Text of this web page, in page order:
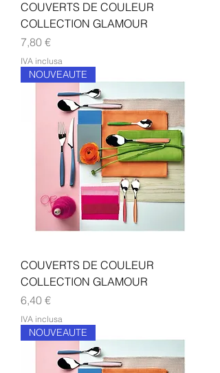
COUVERTS DE COULEUR
COLLECTION GLAMOUR
Prezzo
7,80 €
IVA inclusa
NOUVEAUTE
COUVERTS DE COULEUR
COLLECTION GLAMOUR
Prezzo
6,40 €
IVA inclusa
NOUVEAUTE